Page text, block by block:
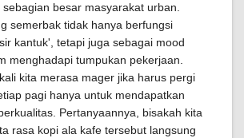
besar masyarakat urban.
semerbak tidak hanya berfungsi
kantuk', tetapi juga sebagai mood
menghadapi tumpukan pekerjaan.
kita merasa mager jika harus pergi
pagi hanya untuk mendapatkan
Pertanyaannya, bisakah kita
rasa kopi ala kafe tersebut langsung